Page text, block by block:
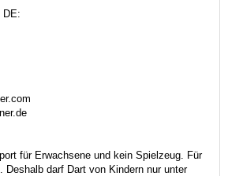
DE:
für Erwachsene und kein Spielzeug. Für
Deshalb darf Dart von Kindern nur unter